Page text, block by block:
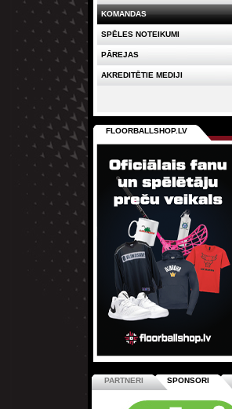
KOMANDAS
SPĒLES NOTEIKUMI
PĀREJAS
AKREDITĒTIE MEDIJI
FLOORBALLSHOP.LV
PARTNERI SPONSORI